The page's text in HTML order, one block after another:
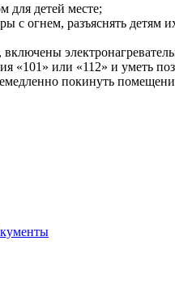
для детей месте;
с огнем, разъяснять детям
«101» или «112» и уметь
покинуть